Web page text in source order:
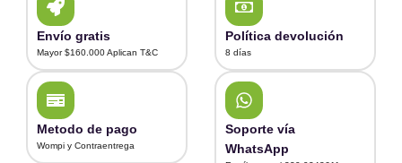
Envío gratis
Mayor $160.000 Aplican T&C
Política devolución
8 días
Metodo de pago
Wompi y Contraentrega
Soporte vía
WhatsApp